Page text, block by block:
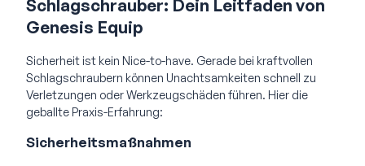
Schlagschrauber: Dein Leitfaden von
Genesis Equip
Sicherheit ist kein Nice-to-have. Gerade bei kraftvollen
Schlagschraubern können Unachtsamkeiten schnell zu
Verletzungen oder Werkzeugschäden führen. Hier die
geballte Praxis-Erfahrung:
Sicherheitsmaßnahmen